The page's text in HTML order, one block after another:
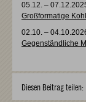
05.12. –
Großformatige
02.10. –
Gegenständliche
Diesen Beitrag teilen: